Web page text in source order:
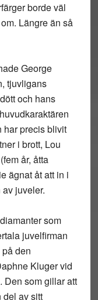
borde väl
Längre än så
George
tjuvligans
och hans
har precis blivit
i brott, Lou
år, åtta
ägnat åt att in i
juveler.
som
juvelfirman
den
Kluger vid
Den som gillar att
del av sitt